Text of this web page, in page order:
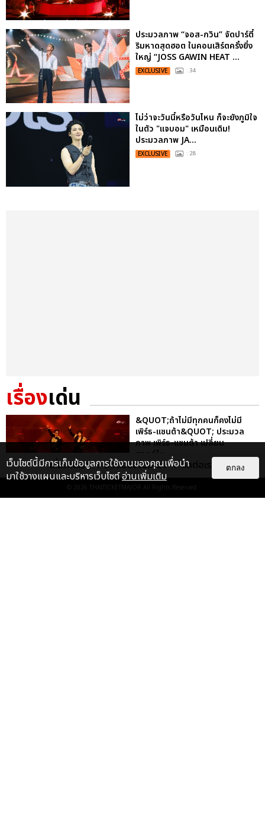
ประมวลภาพ “จอส-กวิน” จัดปาร์ตี้
ริมหาดสุดฮอต ในคอนเสิร์ตครั้งยิ่ง
ใหญ่ “JOSS GAWIN HEAT ...
EXCLUSIVE : 34
ไม่ว่าจะวันนี้หรือวันไหน ก็จะยังภูมิใจ
ในตัว "แจบอม" เหมือนเดิม!
ประมวลภาพ JA...
EXCLUSIVE : 28
เรื่องเด่น
&QUOT;ถ้าไม่มีทุกคนก็คงไม่มี
เพิร์ธ-แซนต้า&QUOT; ประมวล
ภาพ เพิร์ธ-แซนต้า เปลี่ยน
ฮอลล์ให...
EXCLUSIVE : 34
เกี่ยวกับเรา ติดต่อลงโฆษณา ติดต่อเรา
© 2026 THAITICKETMAJOR All Rights Reserved.
เว็บไซต์นี้มีการเก็บข้อมูลการใช้งานของคุณเพื่อนำ
มาใช้วางแผนและบริหารเว็บไซต์อ่านเพิ่มเติม
ตกลง